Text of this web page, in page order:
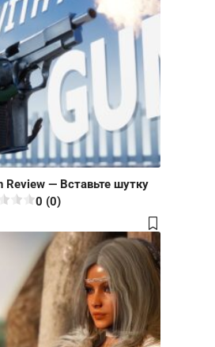
Review — Вставьте шутку
0 (0)